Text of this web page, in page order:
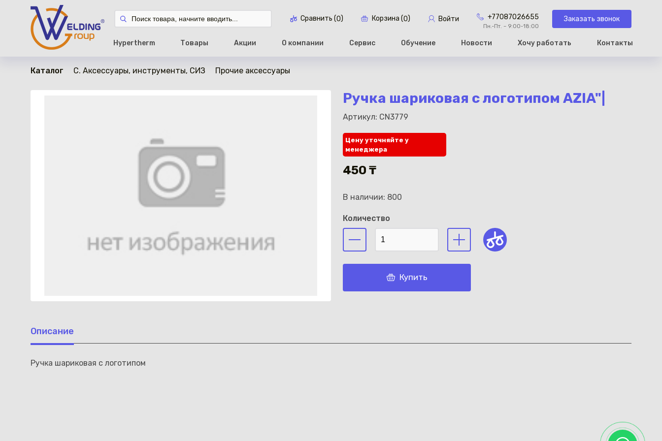
Сравнить (0) Корзина (0) Войти +77087026655
Пн.-Пт. – 9:00-18:00
Заказать звонок
Hypertherm Товары Акции О компании Сервис Обучение Новости Хочу работать Контакты
Каз
Каталог C. Аксессуары, инструменты, СИЗ Прочие аксессуары
Ручка шариковая с логотипом AZIA"|
Артикул: CN3779
в наличии
Цену уточняйте у
менеджера
450 ₸
В наличии: 800
Количество
Купить
Описание
Ручка шариковая с логотипом